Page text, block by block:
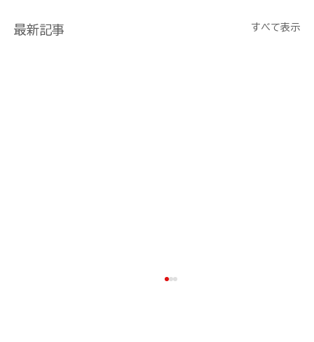
最新記事 すべて表示